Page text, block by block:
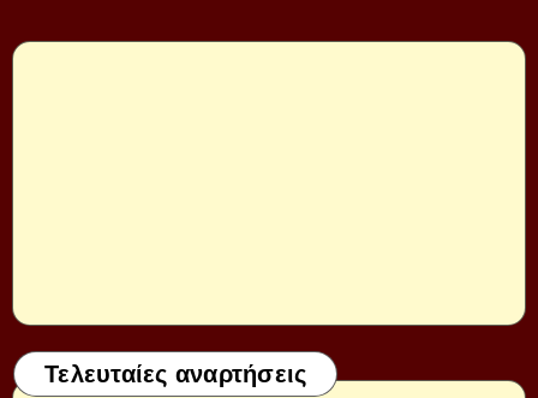
Τελευταίες αναρτήσεις